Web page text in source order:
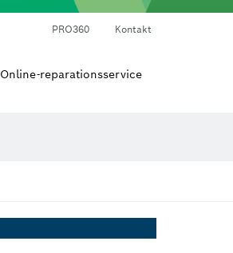
PRO360 Kontakt
Online-reparationsservice